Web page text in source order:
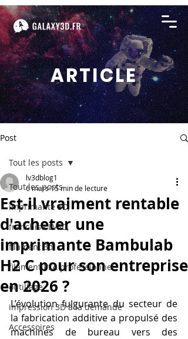
ARTICLE
Post
Tout les posts
imprimante 3D,
franchise LV3D,
filament 3d,
filament PLA professionnel
outillage
impression 3D à la demande
Accessoires
Tout les posts
Est-il vraiment rentable
d'acheter une
imprimante Bambulab
H2 C pour son entreprise
en 2026 ?
lv3dblog1
6 mars15 min de lecture
L’évolution fulgurante du secteur de
la fabrication additive a propulsé des
machines de bureau vers des